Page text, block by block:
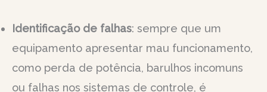
Identificação de falhas: sempre que um
equipamento apresentar mau funcionamento,
como perda de potência, barulhos incomuns
ou falhas nos sistemas de controle, é